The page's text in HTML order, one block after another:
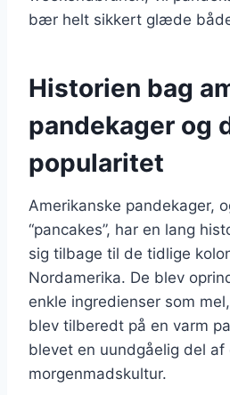
bær helt sikkert glæde
Historien bag
pandekager og
popularitet
Amerikanske pandekager,
“pancakes”, har en lang
sig tilbage til de tidlige
Nordamerika. De blev
enkle ingredienser som
blev tilberedt på en varm
blevet en uundgåelig del af
morgenmadskultur.